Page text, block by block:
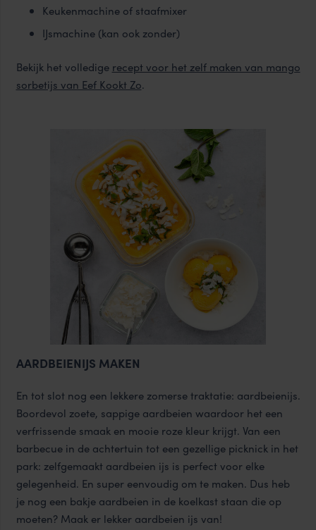
Keukenmachine of staafmixer
IJsmachine (kan ook zonder)
Bekijk het volledige recept voor het zelf maken van mango
sorbetijs van Eef Kookt Zo.
AARDBEIENIJS MAKEN
En tot slot nog een lekkere zomerse traktatie: aardbeienijs.
Boordevol zoete, sappige aardbeien waardoor het een
verfrissende smaak en mooie roze kleur krijgt. Van een
barbecue in de achtertuin tot een gezellige picknick in het
park: zelfgemaakt aardbeien ijs is perfect voor elke
gelegenheid. En super eenvoudig om te maken. Dus heb
je nog een bakje aardbeien in de koelkast staan die op
moeten? Maak er lekker aardbeien ijs van!